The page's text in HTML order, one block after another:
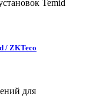
/ ZKTeco